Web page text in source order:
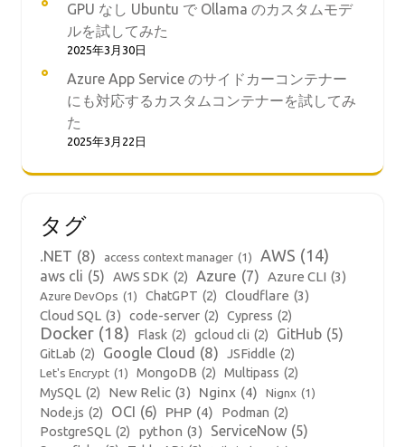
GPU なし Ubuntu で Ollama のカスタムモデ
ルを試してみた
2025年3月30日
Azure App Service のサイドカーコンテナー
にも対応するカスタムコンテナーを試してみ
た
2025年3月22日
タグ
.NET (8) access context manager (1) AWS (14)
aws cli (5) AWS SDK (2) Azure (7) Azure CLI (3)
Azure DevOps (1) ChatGPT (2) Cloudflare (3)
Cloud SQL (3) code-server (2) Cypress (2)
Docker (18) Flask (2) gcloud cli (2) GitHub (5)
GitLab (2) Google Cloud (8) JSFiddle (2)
Let's Encrypt (1) MongoDB (2) Multipass (2)
MySQL (2) New Relic (3) Nginx (4) Nignx (1)
Node.js (2) OCI (6) PHP (4) Podman (2)
PostgreSQL (2) python (3) ServiceNow (5)